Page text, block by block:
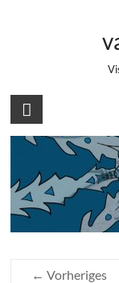
← Vorheriges